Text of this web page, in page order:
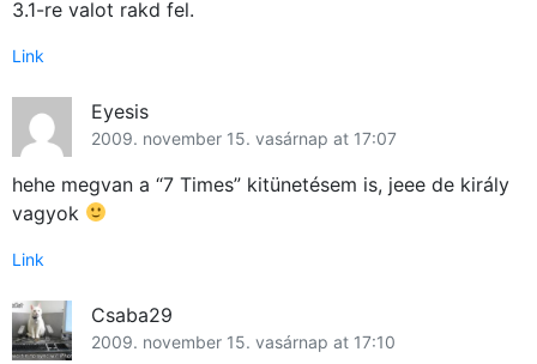
3.1-re valot rakd fel.
Link
Eyesis
2009. november 15. vasárnap at 17:07
hehe megvan a “7 Times” kitünetésem is, jeee de király
vagyok
Link
Csaba29
2009. november 15. vasárnap at 17:10